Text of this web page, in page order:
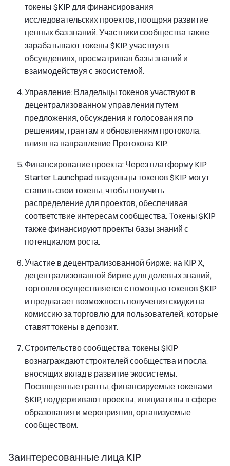
токены $KIP для финансирования
исследовательских проектов, поощряя развитие
ценных баз знаний. Участники сообщества также
зарабатывают токены $KIP, участвуя в
обсуждениях, просматривая базы знаний и
взаимодействуя с экосистемой.
Управление: Владельцы токенов участвуют в
децентрализованном управлении путем
предложения, обсуждения и голосования по
решениям, грантам и обновлениям протокола,
влияя на направление Протокола KIP.
Финансирование проекта: Через платформу KIP
Starter Launchpad владельцы токенов $KIP могут
ставить свои токены, чтобы получить
распределение для проектов, обеспечивая
соответствие интересам сообщества. Токены $KIP
также финансируют проекты базы знаний с
потенциалом роста.
Участие в децентрализованной бирже: на KIP X,
децентрализованной бирже для долевых знаний,
торговля осуществляется с помощью токенов $KIP
и предлагает возможность получения скидки на
комиссию за торговлю для пользователей, которые
ставят токены в депозит.
Строительство сообщества: токены $KIP
вознаграждают строителей сообщества и посла,
вносящих вклад в развитие экосистемы.
Посвященные гранты, финансируемые токенами
$KIP, поддерживают проекты, инициативы в сфере
образования и мероприятия, организуемые
сообществом.
Заинтересованные лица KIP